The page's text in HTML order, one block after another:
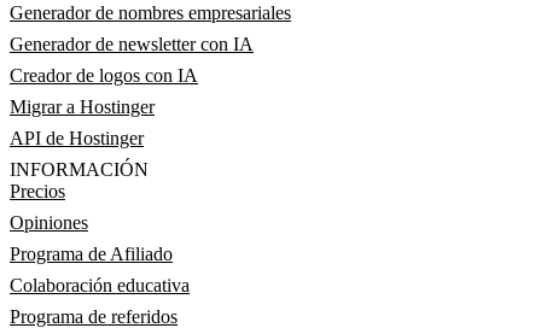
Generador de nombres empresariales
Generador de newsletter con IA
Creador de logos con IA
Migrar a Hostinger
API de Hostinger
INFORMACIÓN
Precios
Opiniones
Programa de Afiliado
Colaboración educativa
Programa de referidos